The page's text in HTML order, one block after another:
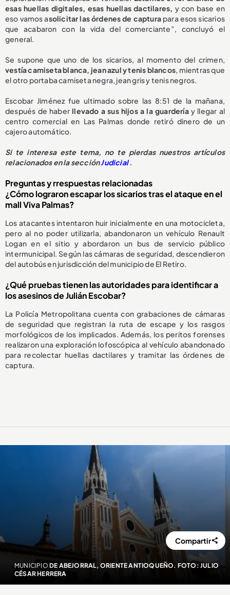
esas huellas digitales, esas huellas dactilares, y con base en
eso vamos asolicitar las órdenes de captura para esos sicarios
que acabaron con la vida del comerciante”, concluyó el
general.
Se supone que uno de los sicarios, al momento del crimen,
vestía camiseta blanca, jean azul y tenis blancos, mientras que
el otro portaba camiseta negra, jean gris y tenis negros.
Escobar Jiménez fue ultimado sobre las 8:51 de la mañana,
después de haberllevado a sus hijos a la guarderíay llegar al
centro comercial en Las Palmas donde retiró dinero de un
cajero automático.
Si te interesa este tema, no te pierdas nuestros artículos
relacionados en la secciónJudicial.
Preguntas y rrespuestas relacionadas
¿Cómo lograron escapar los sicarios tras el ataque en el
mall Viva Palmas?
Los atacantes intentaron huir inicialmente en una motocicleta,
pero al no poder utilizarla, abandonaron un vehículo Renault
Logan en el sitio y abordaron un bus de servicio público
intermunicipal. Según las cámaras de seguridad, descendieron
del autobús en jurisdicción del municipio de El Retiro.
¿Qué pruebas tienen las autoridades para identificar a
los asesinos de Julián Escobar?
La Policía Metropolitana cuenta con grabaciones de cámaras
de seguridad que registran la ruta de escape y los rasgos
morfológicos de los implicados. Además, los peritos forenses
realizaron una exploración lofoscópica al vehículo abandonado
para recolectar huellas dactilares y tramitar las órdenes de
captura.
MUNICIPIO DE ABEJORRAL, ORIENTE ANTIOQUEÑO. FOTO: JULIO
CÉSAR HERRERA
Compartir